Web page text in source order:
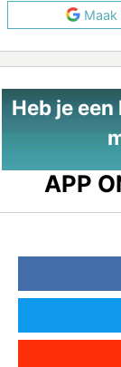
Maak
Heb je
APP